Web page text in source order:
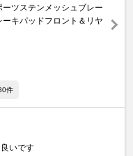
ツステンメッシュブレー
キパッドフロント＆リヤ
件
いです